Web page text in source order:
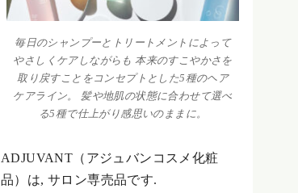
毎日のシャンプーとトリートメントによって
やさしくケアしながらも 本来のすこやかさを
取り戻すことをコンセプトとした5種のヘア
ケアライン。 髪や地肌の状態に合わせて選べ
る5種で仕上がり感思いのままに。
ADJUVANT（アジュバンコスメ化粧
品）は, サロン専売品です.